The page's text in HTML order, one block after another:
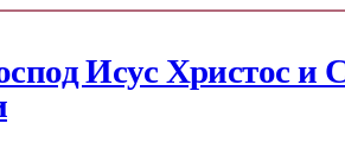
Исус Христос и